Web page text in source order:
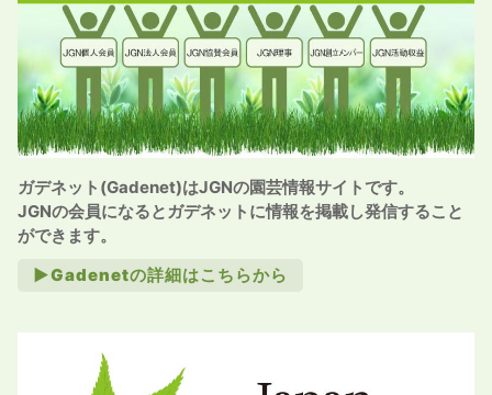
ガデネット(Gadenet)はJGNの園芸情報サイトです。
JGNの会員になるとガデネットに情報を掲載し発信すること
ができます。
►Gadenetの詳細はこちらから